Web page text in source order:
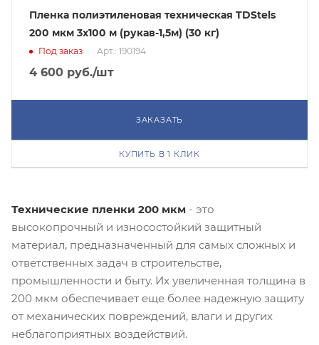
Пленка полиэтиленовая техническая TDStels
200 мкм 3x100 м (рукав-1,5м) (30 кг)
Под заказ Арт.: 190194
4 600 руб./шт
ЗАКАЗАТЬ
КУПИТЬ В 1 КЛИК
Технические пленки 200 мкм - это
высокопрочный и износостойкий защитный
материал, предназначенный для самых сложных и
ответственных задач в строительстве,
промышленности и быту. Их увеличенная толщина в
200 мкм обеспечивает еще более надежную защиту
от механических повреждений, влаги и других
неблагоприятных воздействий.